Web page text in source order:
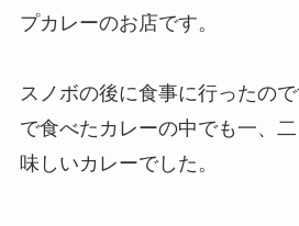
プカレーのお店です。
スノボの後に食事に行ったの
で食べたカレーの中でも一、
味しいカレーでした。